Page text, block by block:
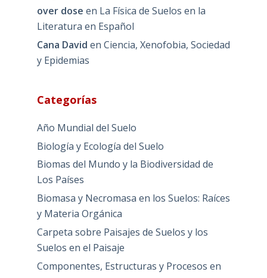
over dose en La Física de Suelos en la
Literatura en Español
Cana David en Ciencia, Xenofobia, Sociedad
y Epidemias
Categorías
Año Mundial del Suelo
Biología y Ecología del Suelo
Biomas del Mundo y la Biodiversidad de
Los Países
Biomasa y Necromasa en los Suelos: Raíces
y Materia Orgánica
Carpeta sobre Paisajes de Suelos y los
Suelos en el Paisaje
Componentes, Estructuras y Procesos en